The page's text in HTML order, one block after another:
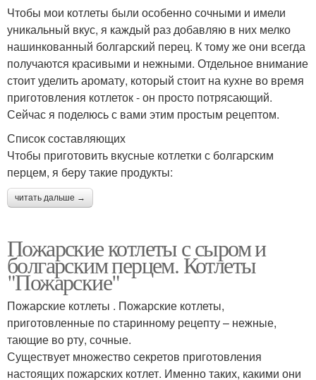
Чтобы мои котлеты были особенно сочными и имели
уникальный вкус, я каждый раз добавляю в них мелко
нашинкованный болгарский перец. К тому же они всегда
получаются красивыми и нежными. Отдельное внимание
стоит уделить аромату, который стоит на кухне во время
приготовления котлеток - он просто потрясающий.
Сейчас я поделюсь с вами этим простым рецептом.
Список составляющих
Чтобы приготовить вкусные котлетки с болгарским
перцем, я беру такие продукты:
читать дальше →
Пожарские котлеты с сыром и
болгарским перцем. Котлеты
"Пожарские"
Пожарские котлеты . Пожарские котлеты,
приготовленные по старинному рецепту – нежные,
тающие во рту, сочные.
Существует множество секретов приготовления
настоящих пожарских котлет. Именно таких, какими они